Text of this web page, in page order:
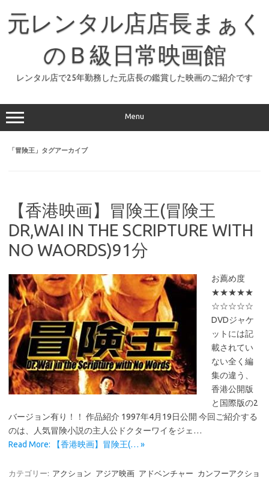
元レンタル店店長まぁく
のＢ級日常映画館
レンタル店で25年勤務した元店長の鑑賞した映画のご紹介です
Menu
「冒険王 」タグアーカイブ
【香港映画】冒険王(冒険王
DR,WAI IN THE SCRIPTURE WITH
NO WAORDS)91分
お薦め度
★★★★★
☆☆☆☆☆
DVDジャケ
ットには記
載されてい
ない全く編
集の違う、
香港公開版
と国際版の2
バージョン有り！！ 作品紹介 1997年4月19日公開 今回ご紹介する
のは、人気冒険小説の主人公ドクターワイをジェ…
Read More: 【香港映画】冒険王(… »
カテゴリー: アクション アジア映画 アドベンチャー
カンフーアクショ